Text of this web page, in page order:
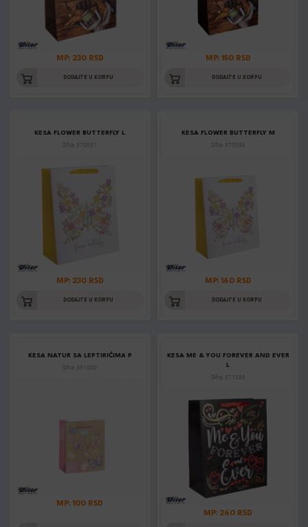
MP: 230 RSD
DODAJTE U KORPU
MP: 150 RSD
DODAJTE U KORPU
KESA FLOWER BUTTERFLY L
Šifra: 370031
MP: 230 RSD
DODAJTE U KORPU
KESA FLOWER BUTTERFLY M
Šifra: 370030
MP: 160 RSD
DODAJTE U KORPU
KESA NATUR SA LEPTIRIĆIMA P
Šifra: 351000
MP: 100 RSD
KESA ME & YOU FOREVER AND EVER
L
Šifra: 371599
MP: 260 RSD